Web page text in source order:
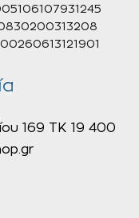
169 ΤΚ 19 400